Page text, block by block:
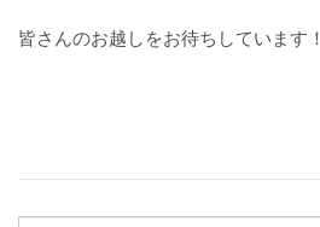
皆さんのお越しをお待ちしています！